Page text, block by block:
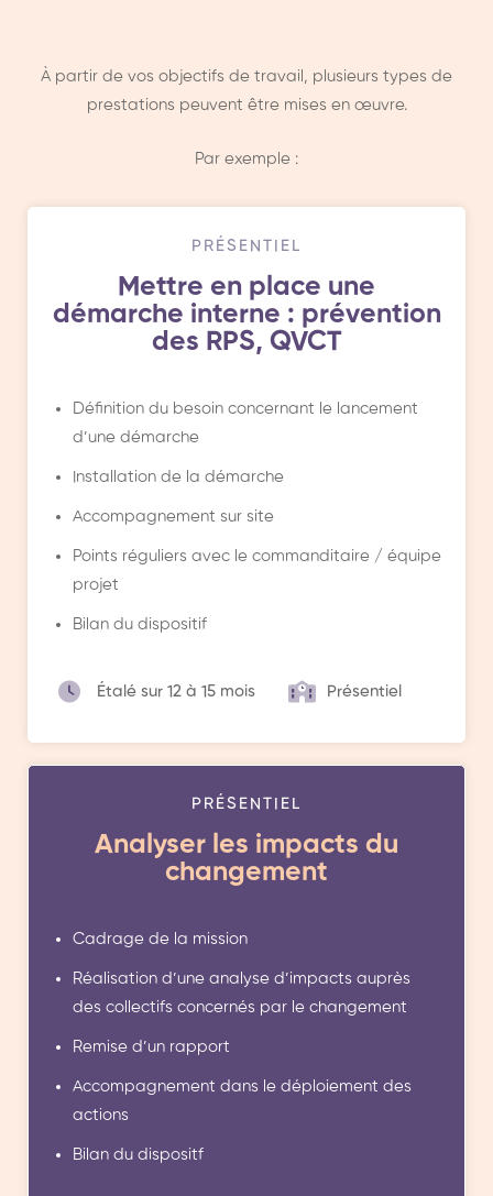
À partir de vos objectifs de travail, plusieurs types de
prestations peuvent être mises en œuvre.
Par exemple :
PRÉSENTIEL
Mettre en place une
démarche interne : prévention
des RPS, QVCT
Définition du besoin concernant le lancement
d’une démarche
Installation de la démarche
Accompagnement sur site
Points réguliers avec le commanditaire / équipe
projet
Bilan du dispositif
Étalé sur 12 à 15 mois Présentiel
PRÉSENTIEL
Analyser les impacts du
changement
Cadrage de la mission
Réalisation d’une analyse d’impacts auprès
des collectifs concernés par le changement
Remise d’un rapport
Accompagnement dans le déploiement des
actions
Bilan du dispositf